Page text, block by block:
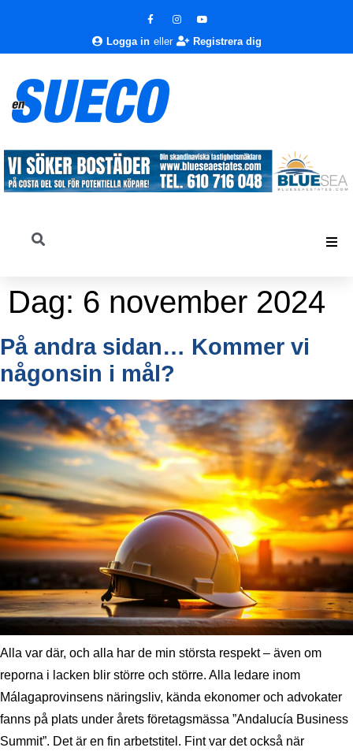
Logga in eller Registrera dig
Dag: 6 november 2024
På andra sidan… Kommer vi
någonsin i mål?
Alla var där, och alla har de min största respekt – även om
reporna i lacken blir större och större. Alla ledare inom
Málagaprovinsens näringsliv, kända ekonomer och advokater
fanns på plats under årets företagsmässa ”Andalucía Business
Summit”. Det är en fin arbetstitel. Fint var det också när